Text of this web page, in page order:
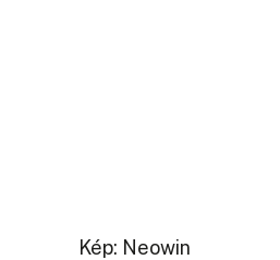
Kép: Neowin